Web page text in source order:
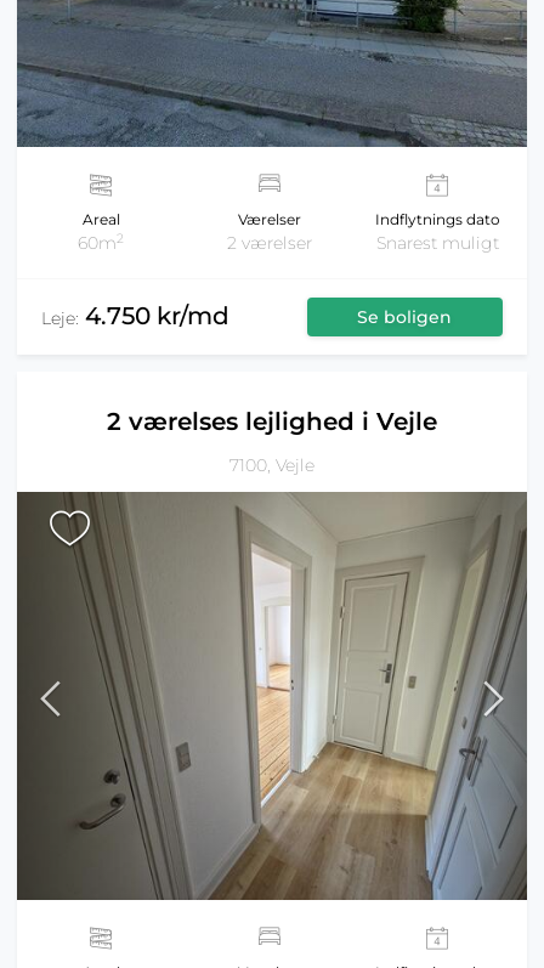
Areal
60m2
Værelser
2 værelser
Indflytnings dato
Snarest muligt
Leje: 4.750 kr/md Se boligen
2 værelses lejlighed i Vejle
7100, Vejle